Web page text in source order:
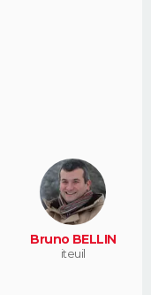
Bruno BELLIN
iteuil